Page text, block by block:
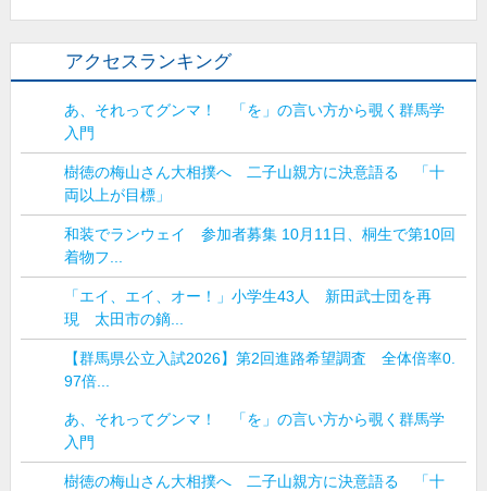
アクセスランキング
あ、それってグンマ！ 「を」の言い方から覗く群馬学
入門
樹徳の梅山さん大相撲へ 二子山親方に決意語る 「十
両以上が目標」
和装でランウェイ 参加者募集 10月11日、桐生で第10回
着物フ...
「エイ、エイ、オー！」小学生43人 新田武士団を再
現 太田市の鏑...
【群馬県公立入試2026】第2回進路希望調査 全体倍率0.
97倍...
あ、それってグンマ！ 「を」の言い方から覗く群馬学
入門
樹徳の梅山さん大相撲へ 二子山親方に決意語る 「十